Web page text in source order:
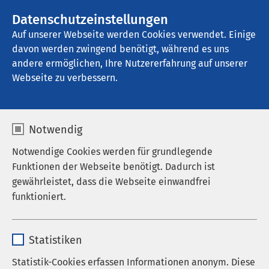
Datenschutzeinstellungen
Auf unserer Webseite werden Cookies verwendet. Einige
davon werden zwingend benötigt, während es uns
andere ermöglichen, Ihre Nutzererfahrung auf unserer
Webseite zu verbessern.
Notwendig
Notwendige Cookies werden für grundlegende
Funktionen der Webseite benötigt. Dadurch ist
gewährleistet, dass die Webseite einwandfrei
funktioniert.
Anbieter sgalinski
Statistiken
Statistik-Cookies erfassen Informationen anonym. Diese
AMEOS Poliklinikum Bernburg
Praxis für
Neurochirurgie
In der Praxis für Neurochirurgie erfolgt die Beratung
auf dem gesamten Gebiet der neurochirurgischen
Erkrankungen. Der Schwerpunkt liegt in
Verschleißerkrankungen der Wirbelsäule. Wir
können Sie in der Praxis beraten und konservativ